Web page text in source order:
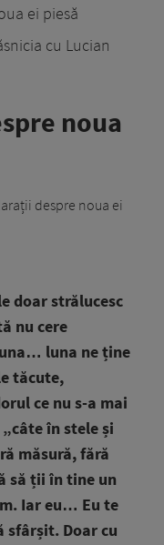
ei piesă
cu Lucian
noua
despre noua ei
doar strălucesc
nu cere
luna ne ține
tăcute,
ce nu s-a mai
în stele și
măsură, fără
să ții în tine un
Iar eu… Eu te
sfârșit. Doar cu